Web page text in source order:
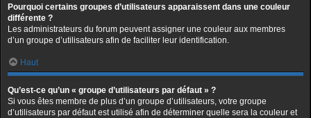
Pourquoi certains groupes d’utilisateurs apparaissent dans une couleur
différente ?
Les administrateurs du forum peuvent assigner une couleur aux membres
d’un groupe d’utilisateurs afin de faciliter leur identification.
Haut
Qu’est-ce qu’un « groupe d’utilisateurs par défaut » ?
Si vous êtes membre de plus d’un groupe d’utilisateurs, votre groupe
d’utilisateurs par défaut est utilisé afin de déterminer quelle sera la couleur et